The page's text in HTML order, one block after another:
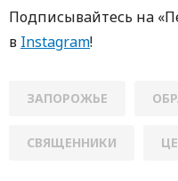
Подписывaйтесь нa
в Instagram!
ЗАПОРОЖЬЕ
СВЯЩЕННИКИ